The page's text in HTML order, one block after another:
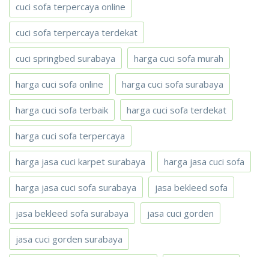
cuci sofa terpercaya online
cuci sofa terpercaya terdekat
cuci springbed surabaya harga cuci sofa murah
harga cuci sofa online harga cuci sofa surabaya
harga cuci sofa terbaik harga cuci sofa terdekat
harga cuci sofa terpercaya
harga jasa cuci karpet surabaya harga jasa cuci sofa
harga jasa cuci sofa surabaya jasa bekleed sofa
jasa bekleed sofa surabaya jasa cuci gorden
jasa cuci gorden surabaya